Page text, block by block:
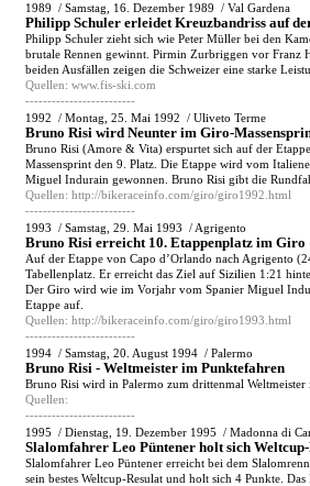
1989 / Samstag, 16. Dezember 1989 / Val Gardena
Philipp Schuler erleidet Kreuzbandriss auf
Philipp Schuler zieht sich wie Peter Müller bei den
brutale Rennen gewinnt. Pirmin Zurbriggen vor Franz
beiden Ausfällen zeigen die Schweizer eine starke
Quellen: www.fis-ski.com
-------------------------
1992 / Montag, 25. Mai 1992 / Uliveto Terme
Bruno Risi wird Neunter im Giro-
Bruno Risi (Amore & Vita) erspurtet sich auf der
Massensprint den 9. Platz. Die Etappe wird vom
Miguel Indurain gewonnen. Bruno Risi gibt die
Quellen: http://bikeraceinfo.com/giro/giro1992.html
-------------------------
1993 / Samstag, 29. Mai 1993 / Agrigento
Bruno Risi erreicht 10. Etappenplatz im Giro
Auf der Etappe von Capo d’Orlando nach Agrigento
Tabellenplatz. Er erreicht das Ziel auf Sizilien 1:21
Der Giro wird wie im Vorjahr vom Spanier Miguel
Etappe auf.
Quellen: http://bikeraceinfo.com/giro/giro1993.html
-------------------------
1994 / Samstag, 20. August 1994 / Palermo
Bruno Risi - Weltmeister im Punktefahren
Bruno Risi wird in Palermo zum drittenmal Weltmeister
Quellen:
-------------------------
1995 / Dienstag, 19. Dezember 1995 / Madonna di
Slalomfahrer Leo Püntener holt sich
Slalomfahrer Leo Püntener erreicht bei dem
sein bestes Weltcup-Resulat und holt sich 4 Punkte.